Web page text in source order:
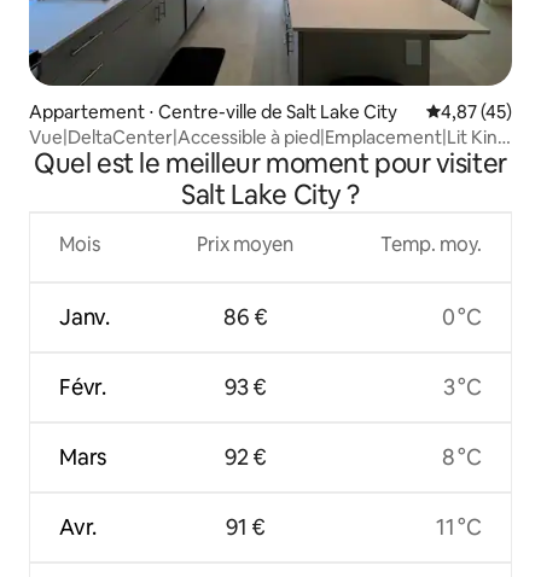
Appartement ⋅ Centre-ville de Salt Lake City Évaluation
4,87 (45)
Vue|DeltaCenter|Accessible à pied|Emplacement|Lit King
size|Salle de sport
Quel est le meilleur moment pour visiter
Salt Lake City ?
Mois
Janv.
Févr.
Mars
Avr.
Prix moyen
86 €
93 €
92 €
91 €
Temp. moy.
0 °C
3 °C
8 °C
11 °C